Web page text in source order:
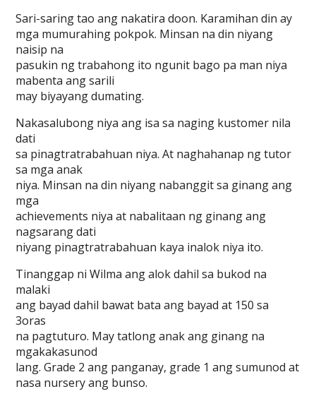
Sari-saring tao ang nakatira doon. Karamihan din ay
mga mumurahing pokpok. Minsan na din niyang
naisip na
pasukin ng trabahong ito ngunit bago pa man niya
mabenta ang sarili
may biyayang dumating.
Nakasalubong niya ang isa sa naging kustomer nila
dati
sa pinagtratrabahuan niya. At naghahanap ng tutor
sa mga anak
niya. Minsan na din niyang nabanggit sa ginang ang
mga
achievements niya at nabalitaan ng ginang ang
nagsarang dati
niyang pinagtratrabahuan kaya inalok niya ito.
Tinanggap ni Wilma ang alok dahil sa bukod na
malaki
ang bayad dahil bawat bata ang bayad at 150 sa
3oras
na pagtuturo. May tatlong anak ang ginang na
mgakakasunod
lang. Grade 2 ang panganay, grade 1 ang sumunod at
nasa nursery ang bunso.